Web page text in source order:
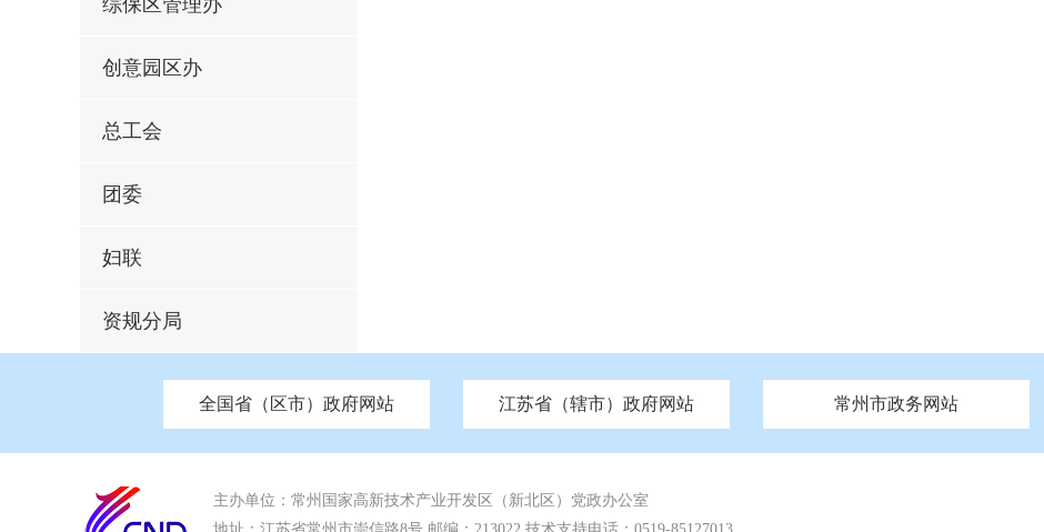
综保区管理办
创意园区办
总工会
团委
妇联
资规分局
全国省（区市）政府网站
北京 天津 重庆 河南 河北 山西 辽宁 吉林 黑龙江 上海 山东 江苏 浙江 安徽
江苏省（辖市）政府网站
中国江苏 南京市政府 苏州市政府 无锡市政府 常州市政府 徐州市政府 镇江市政府 扬州市政府
常州市政务网站
市发改委 市工信局 市教育局 市科技局 市民族宗教事务局 市公安局 市民政局 市司法局 市财政局
市应急管理局 市审计局 市外事办 市生态环境局 市城管局
区人大 区政协 纪委监委 检察院 组织部
主办单位：常州国家高新技术产业开发区（新北区）党政办公室